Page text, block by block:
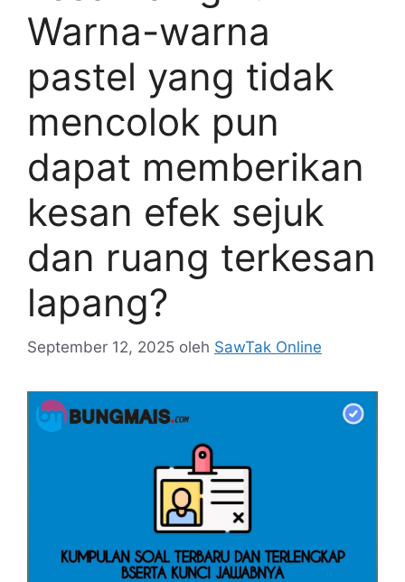
Warna-warna
pastel yang tidak
mencolok pun
dapat memberikan
kesan efek sejuk
dan ruang terkesan
lapang?
September 12, 2025 oleh SawTak Online